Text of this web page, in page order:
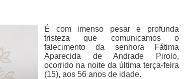
É com imenso pesar e profunda
tristeza que comunicamos o
falecimento da senhora Fátima
Aparecida de Andrade Pirolo,
ocorrido na noite da última terça-feira
(15), aos 56 anos de idade.